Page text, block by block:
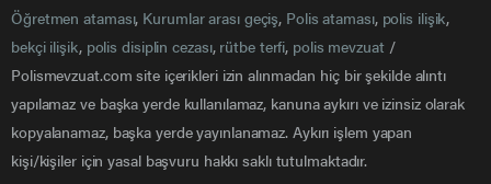
Öğretmen ataması, Kurumlar arası geçiş, Polis ataması, polis ilişik,
bekçi ilişik, polis disiplin cezası, rütbe terfi, polis mevzuat/
Polismevzuat.com site içerikleri izin alınmadan hiç bir şekilde alıntı
yapılamaz ve başka yerde kullanılamaz, kanuna aykırı ve izinsiz olarak
kopyalanamaz, başka yerde yayınlanamaz. Aykırı işlem yapan
kişi/kişiler için yasal başvuru hakkı saklı tutulmaktadır.